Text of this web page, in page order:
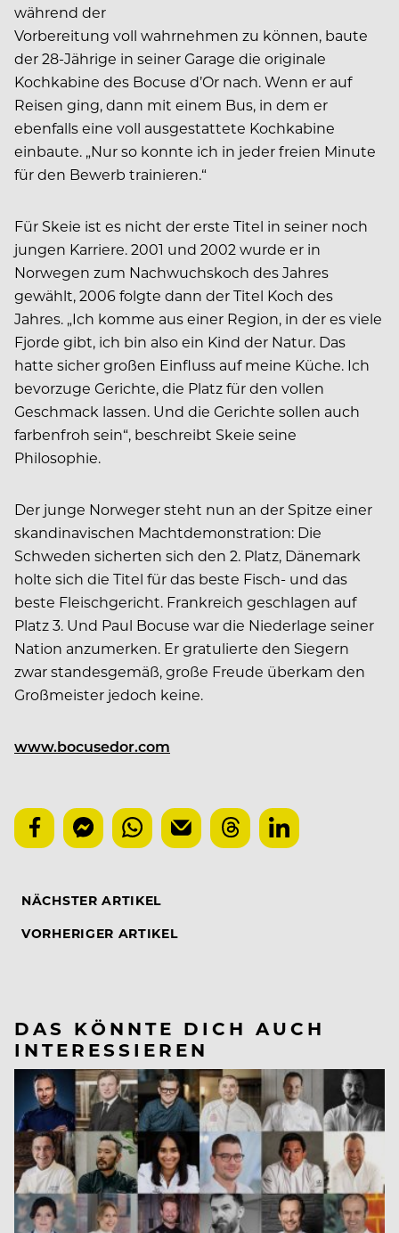
während der
Vorbereitung voll wahrnehmen zu können, baute
der 28-Jährige in seiner Garage die originale
Kochkabine des Bocuse d’Or nach. Wenn er auf
Reisen ging, dann mit einem Bus, in dem er
ebenfalls eine voll ausgestattete Kochkabine
einbaute. „Nur so konnte ich in jeder freien Minute
für den Bewerb trainieren.“
Für Skeie ist es nicht der erste Titel in seiner noch
jungen Karriere. 2001 und 2002 wurde er in
Norwegen zum Nachwuchskoch des Jahres
gewählt, 2006 folgte dann der Titel Koch des
Jahres. „Ich komme aus einer Region, in der es viele
Fjorde gibt, ich bin also ein Kind der Natur. Das
hatte sicher großen Einfluss auf meine Küche. Ich
bevorzuge Gerichte, die Platz für den vollen
Geschmack lassen. Und die Gerichte sollen auch
farbenfroh sein“, beschreibt Skeie seine
Philosophie.
Der junge Norweger steht nun an der Spitze einer
skandinavischen Machtdemonstration: Die
Schweden sicherten sich den 2. Platz, Dänemark
holte sich die Titel für das beste Fisch- und das
beste Fleischgericht. Frankreich geschlagen auf
Platz 3. Und Paul Bocuse war die Niederlage seiner
Nation anzumerken. Er gratulierte den Siegern
zwar standesgemäß, große Freude überkam den
Großmeister jedoch keine.
www.bocusedor.com
NÄCHSTER ARTIKEL
VORHERIGER ARTIKEL
DAS KÖNNTE DICH AUCH
INTERESSIEREN